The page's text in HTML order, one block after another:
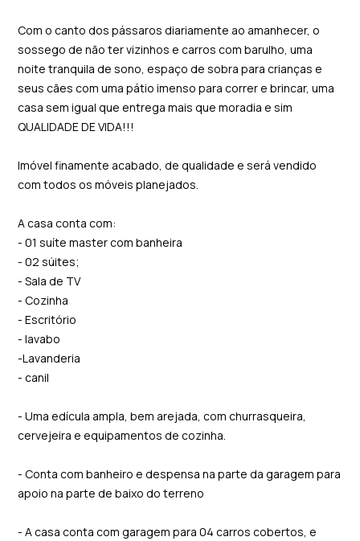
Com o canto dos pássaros diariamente ao amanhecer, o
sossego de não ter vizinhos e carros com barulho, uma
noite tranquila de sono, espaço de sobra para crianças e
seus cães com uma pátio imenso para correr e brincar, uma
casa sem igual que entrega mais que moradia e sim
QUALIDADE DE VIDA!!!
Imóvel finamente acabado, de qualidade e será vendido
com todos os móveis planejados.
A casa conta com:
- 01 suíte master com banheira
- 02 súites;
- Sala de TV
- Cozinha
- Escritório
- lavabo
-Lavanderia
- canil
- Uma edícula ampla, bem arejada, com churrasqueira,
cervejeira e equipamentos de cozinha.
- Conta com banheiro e despensa na parte da garagem para
apoio na parte de baixo do terreno
- A casa conta com garagem para 04 carros cobertos, e